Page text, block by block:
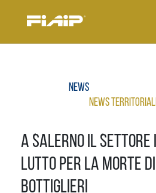
News
News
A Salerno il settore
lutto per la morte
Bottiglieri